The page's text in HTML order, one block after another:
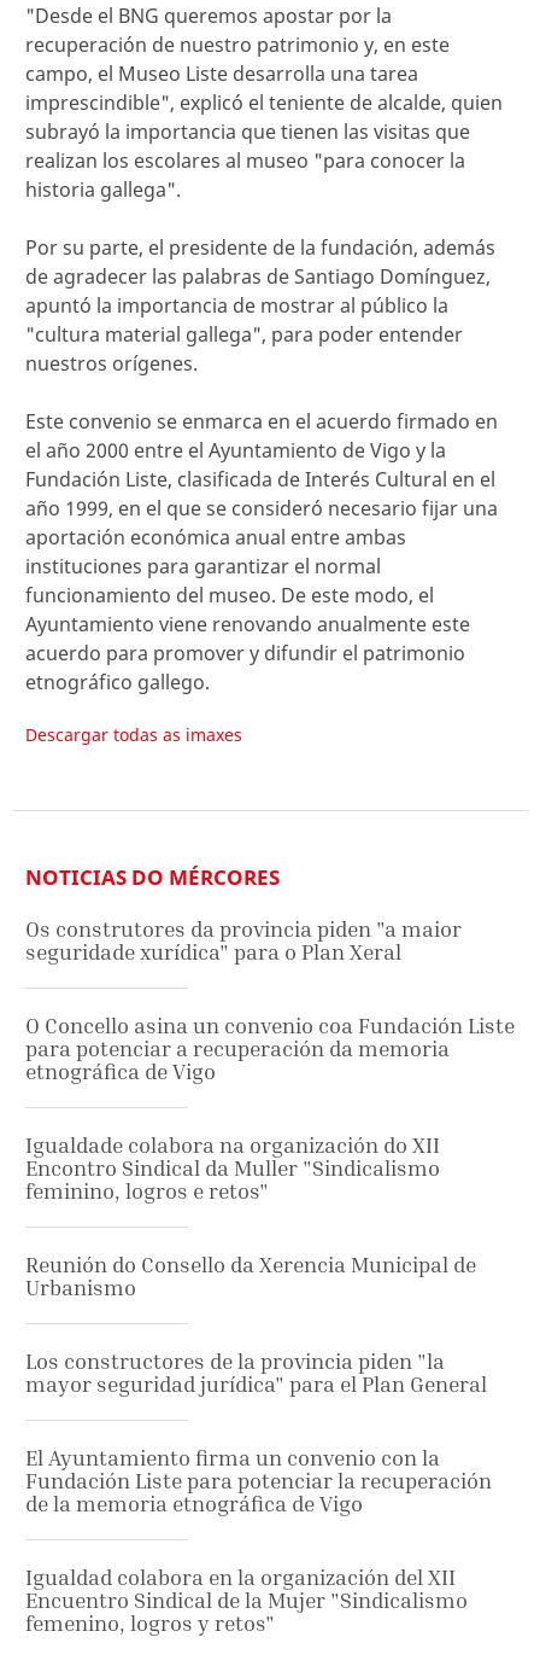
"Desde el BNG queremos apostar por la
recuperación de nuestro patrimonio y, en este
campo, el Museo Liste desarrolla una tarea
imprescindible", explicó el teniente de alcalde, quien
subrayó la importancia que tienen las visitas que
realizan los escolares al museo "para conocer la
historia gallega".
Por su parte, el presidente de la fundación, además
de agradecer las palabras de Santiago Domínguez,
apuntó la importancia de mostrar al público la
"cultura material gallega", para poder entender
nuestros orígenes.
Este convenio se enmarca en el acuerdo firmado en
el año 2000 entre el Ayuntamiento de Vigo y la
Fundación Liste, clasificada de Interés Cultural en el
año 1999, en el que se consideró necesario fijar una
aportación económica anual entre ambas
instituciones para garantizar el normal
funcionamiento del museo. De este modo, el
Ayuntamiento viene renovando anualmente este
acuerdo para promover y difundir el patrimonio
etnográfico gallego.
Descargar todas as imaxes
NOTICIAS DO MÉRCORES
Os construtores da provincia piden "a maior
seguridade xurídica" para o Plan Xeral
O Concello asina un convenio coa Fundación Liste
para potenciar a recuperación da memoria
etnográfica de Vigo
Igualdade colabora na organización do XII
Encontro Sindical da Muller "Sindicalismo
feminino, logros e retos"
Reunión do Consello da Xerencia Municipal de
Urbanismo
Los constructores de la provincia piden "la
mayor seguridad jurídica" para el Plan General
El Ayuntamiento firma un convenio con la
Fundación Liste para potenciar la recuperación
de la memoria etnográfica de Vigo
Igualdad colabora en la organización del XII
Encuentro Sindical de la Mujer "Sindicalismo
femenino, logros y retos"